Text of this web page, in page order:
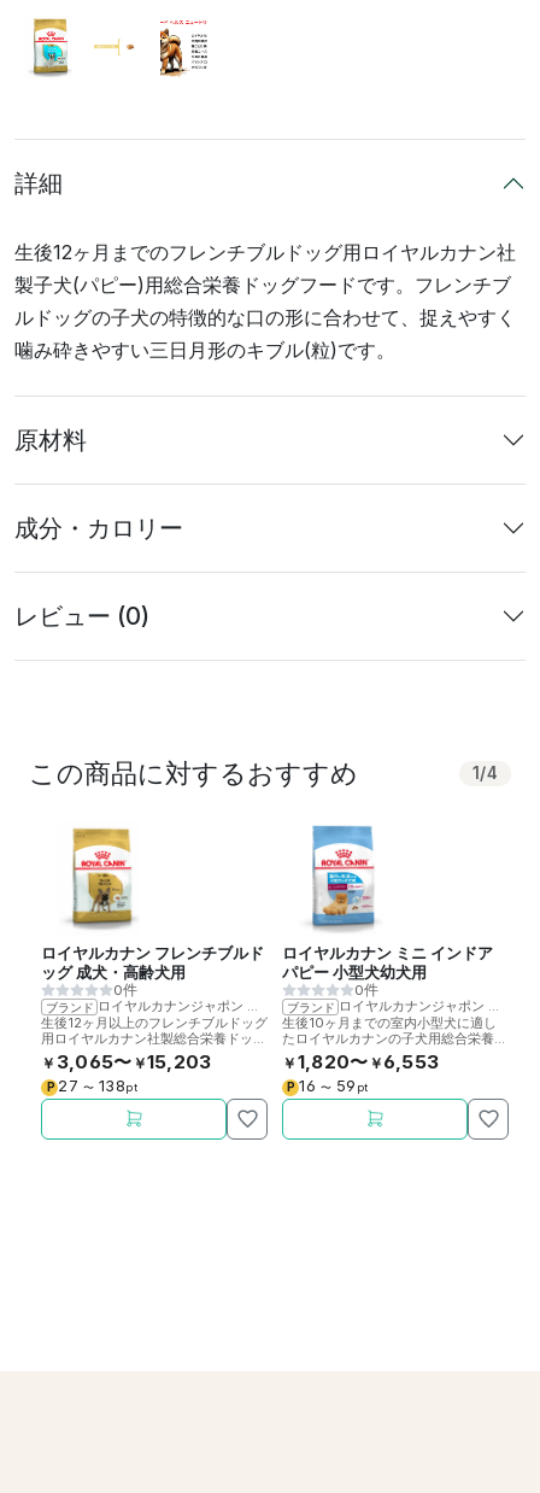
詳細
生後12ヶ月までのフレンチブルドッグ用ロイヤルカナン社
製子犬(パピー)用総合栄養ドッグフードです。フレンチブ
ルドッグの子犬の特徴的な口の形に合わせて、捉えやすく
噛み砕きやすい三日月形のキブル(粒)です。
原材料
成分・カロリー
レビュー (0)
この商品に対するおすすめ 1 /4
ロイヤルカナン フレンチブルド
ッグ 成犬・高齢犬用
0件
ブランド ロイヤルカナンジャポン >
ロイヤルカナン
生後12ヶ月以上のフレンチブルドッグ
用ロイヤルカナン社製総合栄養ドッグ
フードです。
￥ 3,065〜 ￥15,203
P 27 〜 138pt
ロイヤルカナン ミニ インドア
パピー 小型犬幼犬用
0件
ブランド ロイヤルカナンジャポン >
生後10ヶ月までの室内小型犬に適し
たロイヤルカナンの子犬用総合栄養ド
ッグフードです。
￥ 1,820〜 ￥ 6,553
P 16 〜 59 pt